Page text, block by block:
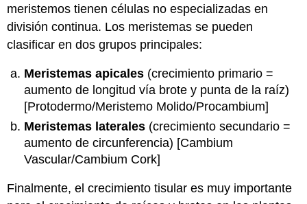
\
(\PageIndex{6}\).
Your
meristemos tienen células no especializadas en
división continua. Los meristemas se pueden
clasificar en dos grupos principales:
Meristemas apicales (crecimiento primario =
aumento de longitud vía brote y punta de la raíz)
[Protodermo/Meristemo Molido/Procambium]
Meristemas laterales (crecimiento secundario =
aumento de circunferencia) [Cambium
Vascular/Cambium Cork]
Finalmente, el crecimiento tisular es muy importante